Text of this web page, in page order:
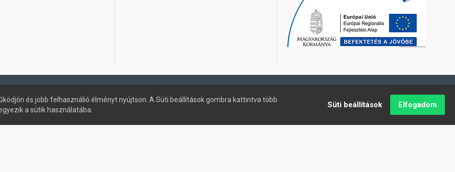
és jobb felhasználió élményt nyújtson. A Süti beállítások gombra kattintva több
a sütik használatába.
Süti beállítások Elfogadom